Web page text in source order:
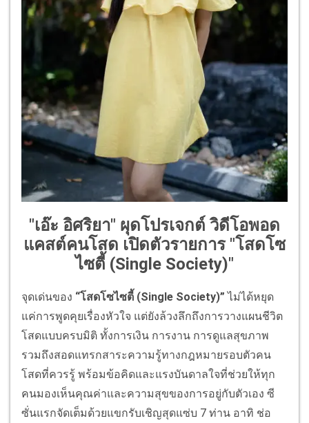
"เอ๊ะ อิศริยา" ผุดโปรเจกต์ วิดีโอพอด
แคสต์คนโสด เปิดตัวรายการ "โสดโซ
ไซตี้ (Single Society)"
จุดเด่นของ “โสดโซไซตี้ (Single Society)” ไม่ได้หยุด
แค่การพูดคุยเรื่องหัวใจ แต่ยังล้วงลึกถึงการวางแผนชีวิต
โสดแบบครบมิติ ทั้งการเงิน การงาน การดูแลสุขภาพ
รวมถึงสอดแทรกสาระความรู้ทางกฎหมายรอบตัวคน
โสดที่ควรรู้ พร้อมข้อคิดและแรงบันดาลใจที่ช่วยให้ทุก
คนมองเห็นคุณค่าและความสุขของการอยู่กับตัวเอง ซี
ซั่นแรกจัดเต็มด้วยแขกรับเชิญสุดแซ่บ 7 ท่าน อาทิ ช่อ